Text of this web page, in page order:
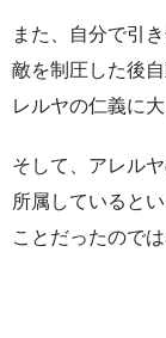
また、自分で引
敵を制圧した後
レルヤの仁義に
そして、アレル
所属していると
ことだったので